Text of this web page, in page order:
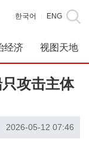
한국어 ENG
经济 视图天地
攻击主体
2026-05-12 07:46